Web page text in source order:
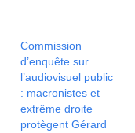
Commission
d’enquête sur
l’audiovisuel public
: macronistes et
extrême droite
protègent Gérard